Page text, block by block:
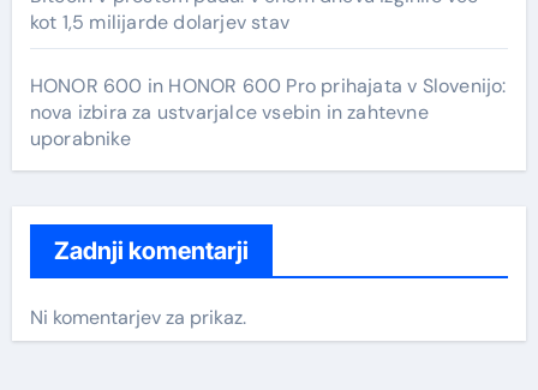
kot 1,5 milijarde dolarjev stav
HONOR 600 in HONOR 600 Pro prihajata v Slovenijo:
nova izbira za ustvarjalce vsebin in zahtevne
uporabnike
Zadnji komentarji
Ni komentarjev za prikaz.